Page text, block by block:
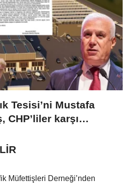
Tesisi’ni Mustafa
CHP’liler karşı
Müfettişleri Derneği’nden